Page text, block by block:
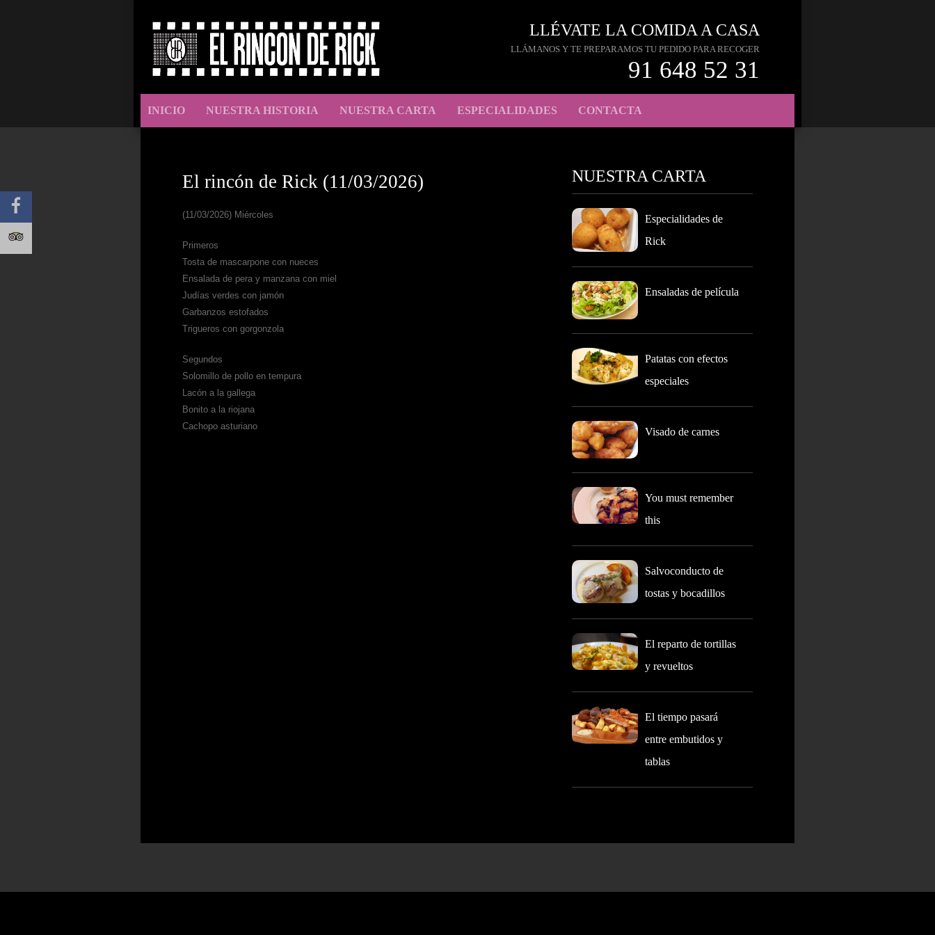
LLÉVATE LA COMIDA A CASA
LLÁMANOS Y TE PREPARAMOS TU PEDIDO PARA RECOGER
91 648 52 31
INICIO NUESTRA HISTORIA NUESTRA CARTA ESPECIALIDADES CONTACTA
El rincón de Rick (11/03/2026)
(11/03/2026) Miércoles
Primeros
Tosta de mascarpone con nueces
Ensalada de pera y manzana con miel
Judías verdes con jamón
Garbanzos estofados
Trigueros con gorgonzola
Segundos
Solomillo de pollo en tempura
Lacón a la gallega
Bonito a la riojana
Cachopo asturiano
NUESTRA CARTA
Especialidades de
Rick
Ensaladas de película
Patatas con efectos
especiales
Visado de carnes
You must remember
this
Salvoconducto de
tostas y bocadillos
El reparto de tortillas
y revueltos
El tiempo pasará
entre embutidos y
tablas